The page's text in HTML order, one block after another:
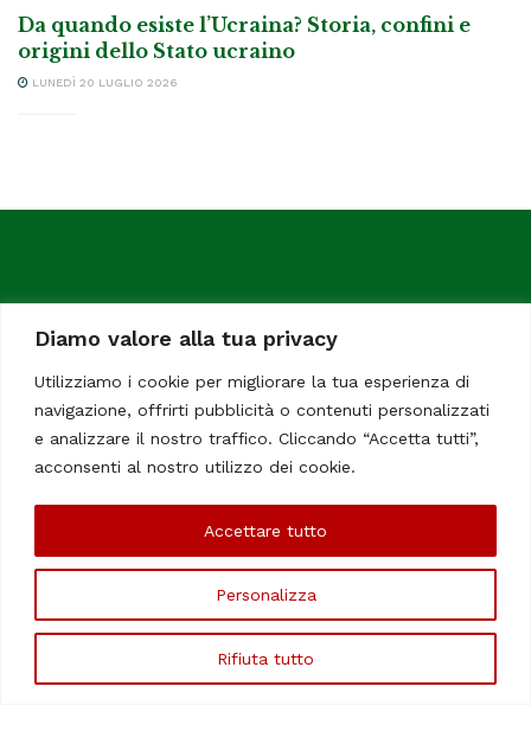
Diamo valore alla tua privacy
Utilizziamo i cookie per migliorare la tua esperienza di
navigazione, offrirti pubblicità o contenuti personalizzati
e analizzare il nostro traffico. Cliccando “Accetta tutti”,
acconsenti al nostro utilizzo dei cookie.
Personalizza
Rifiuta tutto
Accettare tutto
Da quando esiste l’Ucraina? Storia, confini e
origini dello Stato ucraino
LUNEDÌ 20 LUGLIO 2026
Dedicato in particolare a tutti gli italiani residenti all'estero.
Tutti i diritti sono riservati. Quotidiano online indipendente
registrato al Tribunale di Civitavecchia, Sezione Stampa e
Informazione. Reg. No. 12/07, Iscrizione al R.O.C No. 200 26
Le Firme
©Copyright 2006/2020 - ItaliaChiamaItalia